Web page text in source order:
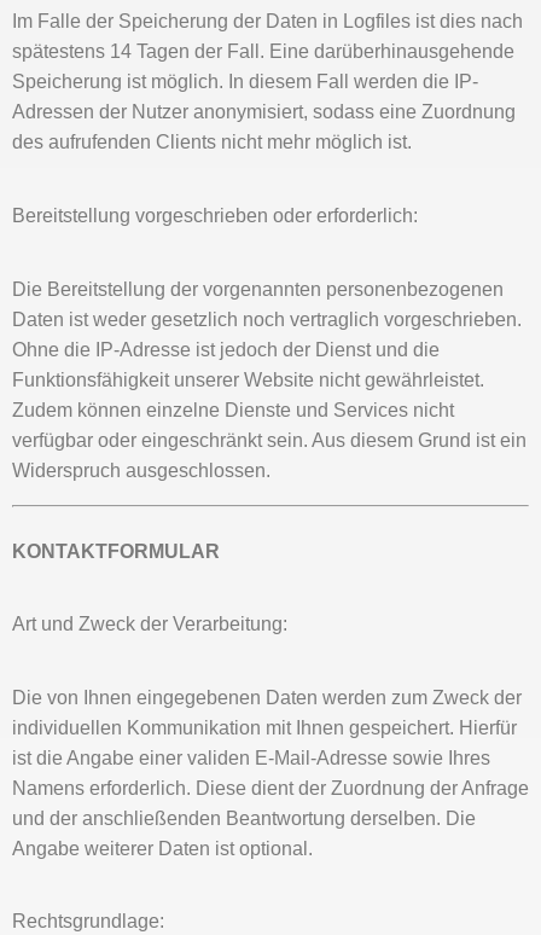
Im Falle der Speicherung der Daten in Logfiles ist dies nach
spätestens 14 Tagen der Fall. Eine darüberhinausgehende
Speicherung ist möglich. In diesem Fall werden die IP-
Adressen der Nutzer anonymisiert, sodass eine Zuordnung
des aufrufenden Clients nicht mehr möglich ist.
Bereitstellung vorgeschrieben oder erforderlich:
Die Bereitstellung der vorgenannten personenbezogenen
Daten ist weder gesetzlich noch vertraglich vorgeschrieben.
Ohne die IP-Adresse ist jedoch der Dienst und die
Funktionsfähigkeit unserer Website nicht gewährleistet.
Zudem können einzelne Dienste und Services nicht
verfügbar oder eingeschränkt sein. Aus diesem Grund ist ein
Widerspruch ausgeschlossen.
KONTAKTFORMULAR
Art und Zweck der Verarbeitung:
Die von Ihnen eingegebenen Daten werden zum Zweck der
individuellen Kommunikation mit Ihnen gespeichert. Hierfür
ist die Angabe einer validen E-Mail-Adresse sowie Ihres
Namens erforderlich. Diese dient der Zuordnung der Anfrage
und der anschließenden Beantwortung derselben. Die
Angabe weiterer Daten ist optional.
Rechtsgrundlage: